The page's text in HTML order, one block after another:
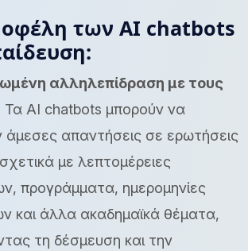
οφέλη των AI chatbots
αλληλεπίδραση με τους
Τα AI chatbots μπορούν να
απαντήσεις σε ερωτήσεις
με λεπτομέρειες
προγράμματα, ημερομηνίες
και άλλα ακαδημαϊκά θέματα,
τη δέσμευση και την